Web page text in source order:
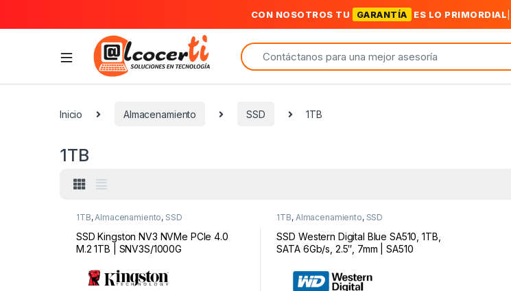
CON NOSOTROS TU GARANTÍA ES LO PRIMORDIAL
Search for:
Inicio Almacenamiento SSD 1TB
1TB
1TB,Almacenamiento, SSD
SSD Kingston NV3 NVMe PCIe 4.0
M.2 1TB | SNV3S/1000G
1TB, Almacenamiento, SSD
SSD Western Digital Blue SA510, 1TB,
SATA 6Gb/s, 2.5″, 7mm | SA510